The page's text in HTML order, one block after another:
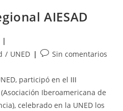
AIESAD
/ UNED
Comentarios
la
entrada:
Sin comentarios
participó en el III
(Asociación Iberoamericana de
celebrado en la UNED los